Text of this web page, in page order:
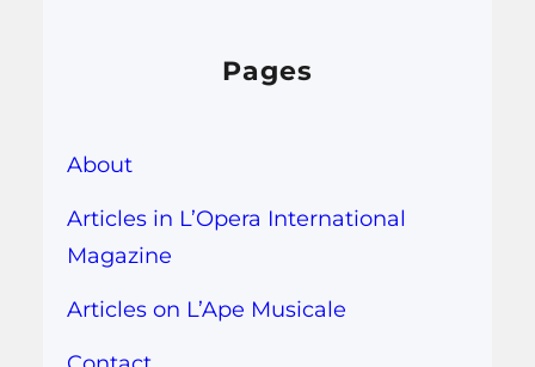
Pages
About
Articles in L’Opera International
Magazine
Articles on L’Ape Musicale